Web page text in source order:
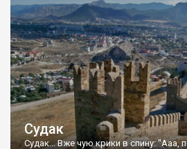
Судак
Судак... Вже чую крики в спину: "Ааа,